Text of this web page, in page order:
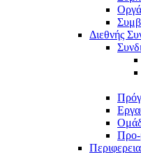
Διεθνής
Προ-